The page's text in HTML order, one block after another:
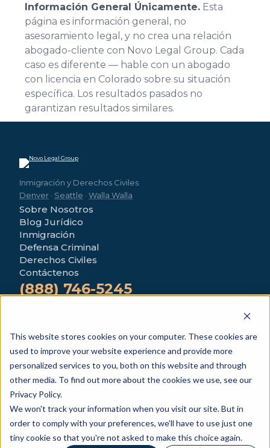
This website stores cookies on your computer. These cookies are
used to improve your website experience and provide more
personalized services to you, both on this website and through
other media. To find out more about the cookies we use, see our
Privacy Policy.
We won't track your information when you visit our site. But in
order to comply with your preferences, we'll have to use just one
tiny cookie so that you're not asked to make this choice again.
Información General Únicamente.Esta
página es información general, no
asesoramiento legal, y no crea una relación
abogado-cliente con Novo Legal Group. Cada
caso es diferente — hable con un abogado
con licencia en Colorado sobre su situación
específica. Los resultados pasados no
garantizan resultados similares.
Inmigración y Derechos Civiles
Denver · Seattle · Walla Walla
Sobre Nosotros
Blog Jurídico
Inmigración
Defensa Criminal
Derechos Civiles
Contáctenos
(888) 746-5245
© 2026 Novo Legal Group. Todos los derechos reservados.
Información general únicamente — no constituye asesoramiento
Política de Privacidad